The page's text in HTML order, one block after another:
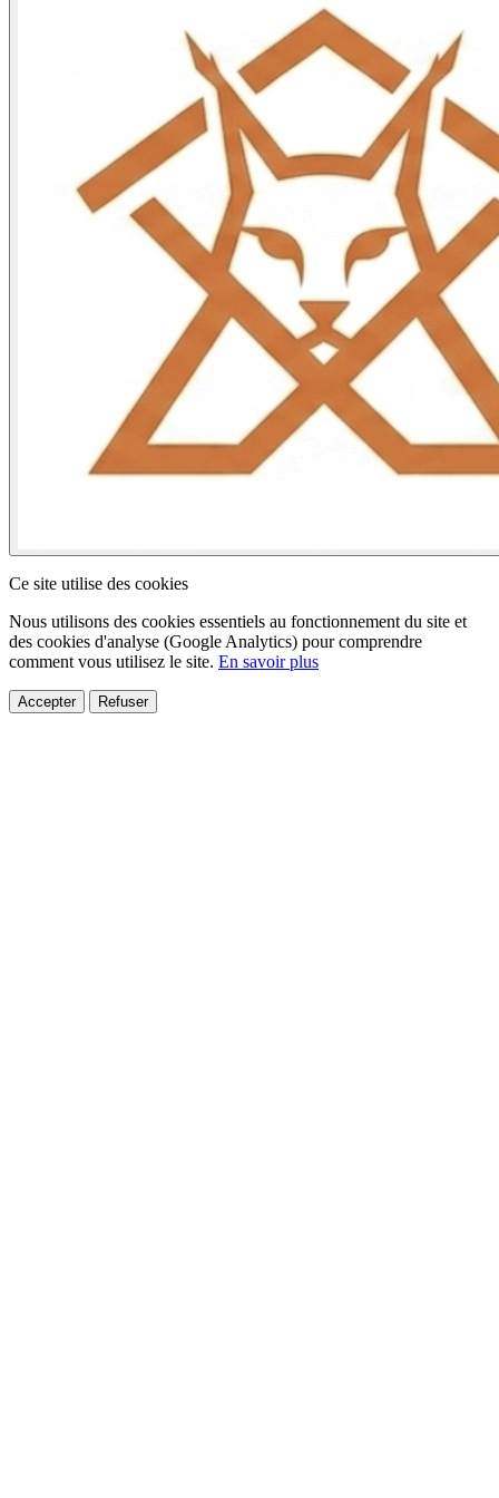
Ce site utilise des cookies
Nous utilisons des cookies essentiels au fonctionnement du site et
des cookies d'analyse (Google Analytics) pour comprendre
comment vous utilisez le site. En savoir plus
Accepter Refuser